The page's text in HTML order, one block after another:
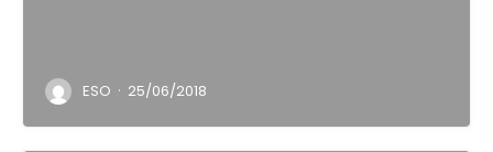
ESO · 25/06/2018